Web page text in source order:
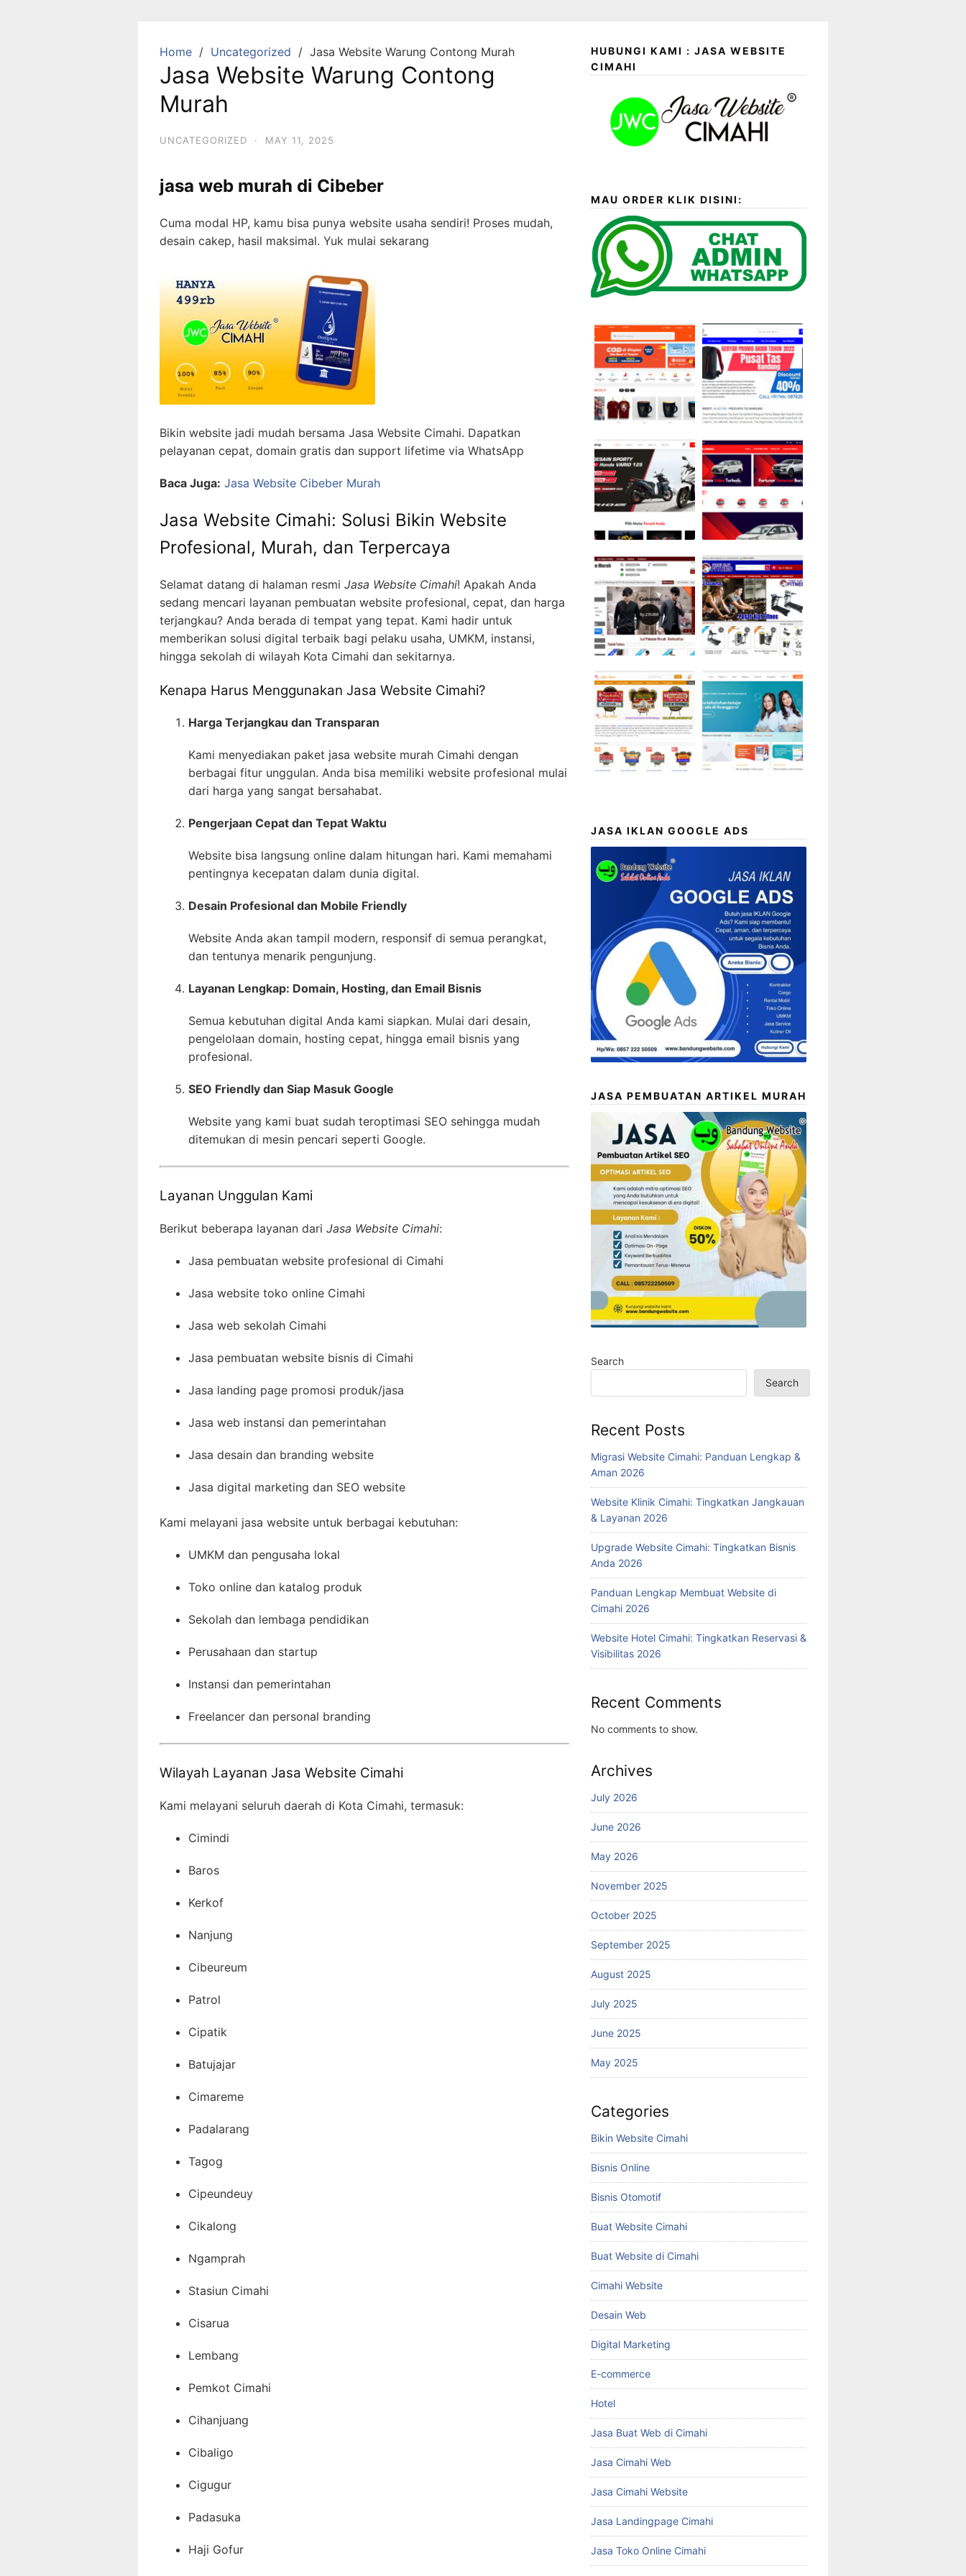
Home Uncategorized Jasa Website Warung Contong Murah
Jasa Website Warung Contong
Murah
UNCATEGORIZED · MAY 11, 2025
jasa web murah di Cibeber
Cuma modal HP, kamu bisa punya website usaha sendiri! Proses mudah,
desain cakep, hasil maksimal. Yuk mulai sekarang
Bikin website jadi mudah bersama Jasa Website Cimahi. Dapatkan
pelayanan cepat, domain gratis dan support lifetime via WhatsApp
Baca Juga: Jasa Website Cibeber Murah
Jasa Website Cimahi: Solusi Bikin Website
Profesional, Murah, dan Terpercaya
Selamat datang di halaman resmi Jasa Website Cimahi! Apakah Anda
sedang mencari layanan pembuatan website profesional, cepat, dan harga
terjangkau? Anda berada di tempat yang tepat. Kami hadir untuk
memberikan solusi digital terbaik bagi pelaku usaha, UMKM, instansi,
hingga sekolah di wilayah Kota Cimahi dan sekitarnya.
Kenapa Harus Menggunakan Jasa Website Cimahi?
Harga Terjangkau dan Transparan
Kami menyediakan paket jasa website murah Cimahi dengan
berbagai fitur unggulan. Anda bisa memiliki website profesional mulai
dari harga yang sangat bersahabat.
Pengerjaan Cepat dan Tepat Waktu
Website bisa langsung online dalam hitungan hari. Kami memahami
pentingnya kecepatan dalam dunia digital.
Desain Profesional dan Mobile Friendly
Website Anda akan tampil modern, responsif di semua perangkat,
dan tentunya menarik pengunjung.
Layanan Lengkap: Domain, Hosting, dan Email Bisnis
Semua kebutuhan digital Anda kami siapkan. Mulai dari desain,
pengelolaan domain, hosting cepat, hingga email bisnis yang
profesional.
SEO Friendly dan Siap Masuk Google
Website yang kami buat sudah teroptimasi SEO sehingga mudah
ditemukan di mesin pencari seperti Google.
Layanan Unggulan Kami
Berikut beberapa layanan dari Jasa Website Cimahi:
Jasa pembuatan website profesional di Cimahi
Jasa website toko online Cimahi
Jasa web sekolah Cimahi
Jasa pembuatan website bisnis di Cimahi
Jasa landing page promosi produk/jasa
Jasa web instansi dan pemerintahan
Jasa desain dan branding website
Jasa digital marketing dan SEO website
Kami melayani jasa website untuk berbagai kebutuhan:
UMKM dan pengusaha lokal
Toko online dan katalog produk
Sekolah dan lembaga pendidikan
Perusahaan dan startup
Instansi dan pemerintahan
Freelancer dan personal branding
Wilayah Layanan Jasa Website Cimahi
Kami melayani seluruh daerah di Kota Cimahi, termasuk:
Cimindi
Baros
Kerkof
Nanjung
Cibeureum
Patrol
Cipatik
Batujajar
Cimareme
Padalarang
Tagog
Cipeundeuy
Cikalong
Ngamprah
Stasiun Cimahi
Cisarua
Lembang
Pemkot Cimahi
Cihanjuang
Cibaligo
Cigugur
Padasuka
Haji Gofur
HUBUNGI KAMI : JASA WEBSITE
CIMAHI
MAU ORDER KLIK DISINI:
JASA IKLAN GOOGLE ADS
JASA PEMBUATAN ARTIKEL MURAH
Search
Search
Recent Posts
Migrasi Website Cimahi: Panduan Lengkap &
Aman 2026
Website Klinik Cimahi: Tingkatkan Jangkauan
& Layanan 2026
Upgrade Website Cimahi: Tingkatkan Bisnis
Anda 2026
Panduan Lengkap Membuat Website di
Cimahi 2026
Website Hotel Cimahi: Tingkatkan Reservasi &
Visibilitas 2026
Recent Comments
No comments to show.
Archives
July 2026
June 2026
May 2026
November 2025
October 2025
September 2025
August 2025
July 2025
June 2025
May 2025
Categories
Bikin Website Cimahi
Bisnis Online
Bisnis Otomotif
Buat Website Cimahi
Buat Website di Cimahi
Cimahi Website
Desain Web
Digital Marketing
E-commerce
Hotel
Jasa Buat Web di Cimahi
Jasa Cimahi Web
Jasa Cimahi Website
Jasa Landingpage Cimahi
Jasa Toko Online Cimahi